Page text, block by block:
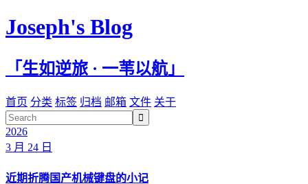
Joseph's Blog
「生如逆旅 · 一苇以航」
首页 分类 标签 归档 邮箱 文件 关于

2026
3 月 24 日
近期折腾国产机械键盘的小记